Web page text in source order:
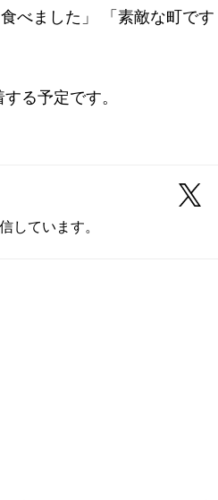
べました」 「素敵な町です
る予定です。
しています。